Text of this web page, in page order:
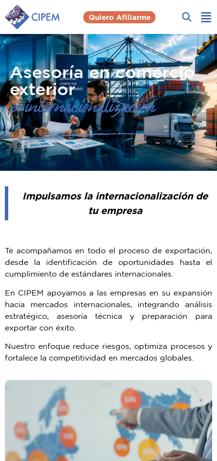
Quiero Afiliarme
Asesoría en comercio
exterior
e internacionalizacion
Impulsamos la internacionalización de
tu empresa
Te acompañamos en todo el proceso de exportación,
desde la identificación de oportunidades hasta el
cumplimiento de estándares internacionales.
En CIPEM apoyamos a las empresas en su expansión
hacia mercados internacionales, integrando análisis
estratégico, asesoría técnica y preparación para
exportar con éxito.
Nuestro enfoque reduce riesgos, optimiza procesos y
fortalece la competitividad en mercados globales.